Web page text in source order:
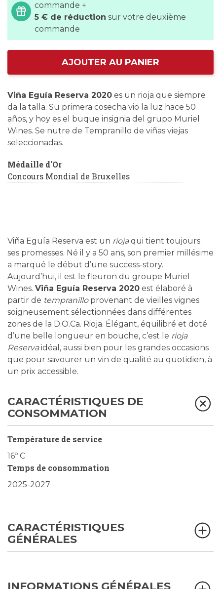
commande +
5 € de réduction sur votre deuxième
commande
AJOUTER AU PANIER
Viña Eguía Reserva 2020 es un rioja que siempre
da la talla. Su primera cosecha vio la luz hace 50
años, y hoy es el buque insignia del grupo Muriel
Wines. Se nutre de Tempranillo de viñas viejas
seleccionadas.
Médaille d'Or
Concours Mondial de Bruxelles
Viña Eguía Reserva est un riojaqui tient toujours
ses promesses. Né il y a 50 ans, son premier millésime
a marqué le début d’une success-story.
Aujourd’hui, il est le fleuron du groupe Muriel
Wines. Viña Eguía Reserva 2020 est élaboré à
partir de tempranilloprovenant de vieilles vignes
soigneusement sélectionnées dans différentes
zones de la D.O.Ca. Rioja. Élégant, équilibré et doté
d’une belle longueur en bouche, c’est le rioja
Reservaidéal, aussi bien pour les grandes occasions
que pour savourer un vin de qualité au quotidien, à
un prix accessible.
CARACTÉRISTIQUES DE
CONSOMMATION
Température de service
16º C
Temps de consommation
2025-2027
CARACTÉRISTIQUES
GÉNÉRALES
INFORMATIONS GÉNÉRALES